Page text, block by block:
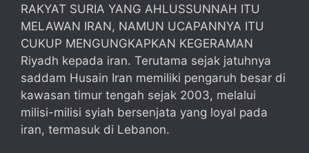
RAKYAT SURIA YANG AHLUSSUNNAH ITU
MELAWAN IRAN, NAMUN UCAPANNYA ITU
CUKUP MENGUNGKAPKAN KEGERAMAN
Riyadh kepada iran. Terutama sejak jatuhnya
saddam Husain Iran memiliki pengaruh besar di
kawasan timur tengah sejak 2003, melalui
milisi-milisi syiah bersenjata yang loyal pada
iran, termasuk di Lebanon.